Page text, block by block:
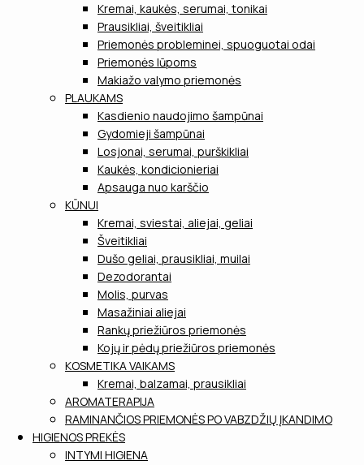
Kremai, kaukės, serumai, tonikai
Prausikliai, šveitikliai
Priemonės probleminei, spuoguotai odai
Priemonės lūpoms
Makiažo valymo priemonės
PLAUKAMS
Kasdienio naudojimo šampūnai
Gydomieji šampūnai
Losjonai, serumai, purškikliai
Kaukės, kondicionieriai
Apsauga nuo karščio
KŪNUI
Kremai, sviestai, aliejai, geliai
Šveitikliai
Dušo geliai, prausikliai, muilai
Dezodorantai
Molis, purvas
Masažiniai aliejai
Rankų priežiūros priemonės
Kojų ir pėdų priežiūros priemonės
KOSMETIKA VAIKAMS
Kremai, balzamai, prausikliai
AROMATERAPIJA
RAMINANČIOS PRIEMONĖS PO VABZDŽIŲ ĮKANDIMO
HIGIENOS PREKĖS
INTYMI HIGIENA